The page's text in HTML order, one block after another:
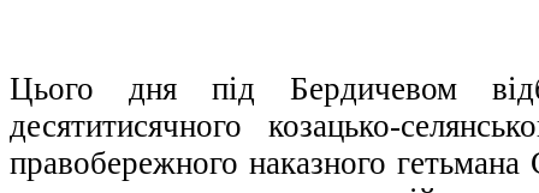
Цього дня під Бердичевом
десятитисячного козацько-
правобережного наказного